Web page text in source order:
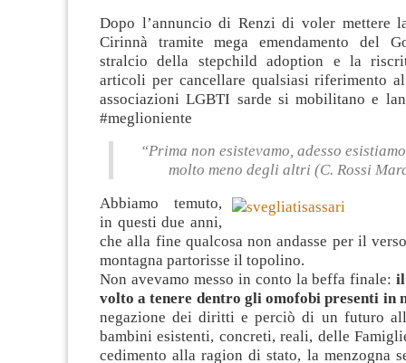
Dopo l’annuncio di Renzi di voler mettere
Cirinnà tramite mega emendamento del
stralcio della stepchild adoption e la
articoli per cancellare qualsiasi riferimento
associazioni LGBTI sarde si mobilitano e
#meglioniente
“Prima non esistevamo, adesso
molto meno degli altri (C. Rossi
Abbiamo temuto,
in questi due anni,
che alla fine qualcosa non andasse per il
montagna partorisse il topolino.
Non avevamo messo in conto la beffa finale:
volto a tenere dentro gli omofobi presenti in
negazione dei diritti e perciò di un futuro
bambini esistenti, concreti, reali, delle
cedimento alla ragion di stato, la menzogna